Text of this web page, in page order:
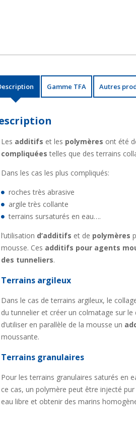
Gamme TFA Autres
Les additifs et les polymères ont été
compliquées telles que des terrains
Dans les cas les plus compliqués:
roches très abrasive
argile très collante
terrains sursaturés en eau….
l’utilisation d’additifs et de polymères
mousse. Ces additifs pour agents
des tunneliers.
Terrains argileux
Dans le cas de terrains argileux, le
du tunnelier et créer un colmatage sur
d’utiliser en parallèle de la mousse un
moussante.
Terrains granulaires
Pour les terrains granulaires saturés en
ce cas, un polymère peut être injecté
eau libre et obtenir des marins